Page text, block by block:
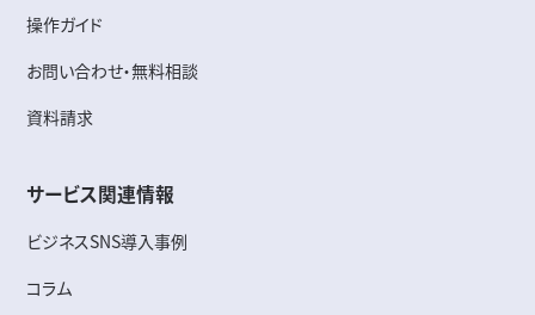
操作ガイド
お問い合わせ・無料相談
資料請求
サービス関連情報
ビジネスSNS導入事例
コラム